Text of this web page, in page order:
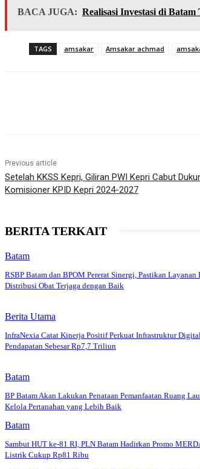
BACA JUGA: Realisasi Investasi di
TAGS amsakar Amsakar achmad
Previous article
Setelah KKSS Kepri, Giliran PWI Kepri Cabut
Komisioner KPID Kepri 2024-2027
BERITA TERKAIT
Batam
RSBP Batam dan BPOM Pererat Sinergi, Pastikan Layanan
Distribusi Obat Terjaga dengan Baik
Berita Utama
InfraNexia Catat Kinerja Positif Perkuat Infrastruktur
Pendapatan Sebesar Rp7,7 Triliun
Batam
BP Batam Akan Lakukan Penataan Pemanfaatan Ruang
Kelola Pertanahan yang Lebih Baik
Batam
Sambut HUT ke-81 RI, PLN Batam Hadirkan Promo
Listrik Cukup Rp81 Ribu